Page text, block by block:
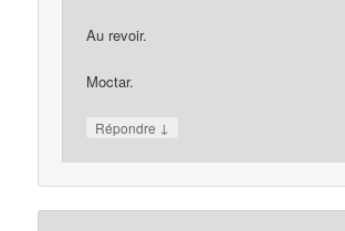
Au revoir.
Moctar.
Répondre ↓